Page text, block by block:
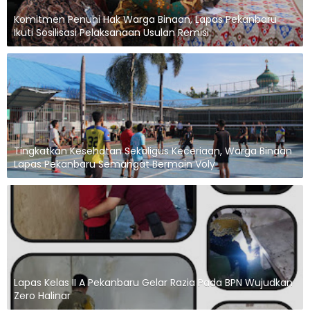
Komitmen Penuhi Hak Warga Binaan, Lapas Pekanbaru
Ikuti Sosilisasi Pelaksanaan Usulan Remisi
Tingkatkan Kesehatan Sekaligus Keceriaan, Warga Binaan
Lapas Pekanbaru Semangat Bermain Voly
Lapas Kelas II A Pekanbaru Gelar Razia Pada BPN Wujudkan
Zero Halinar